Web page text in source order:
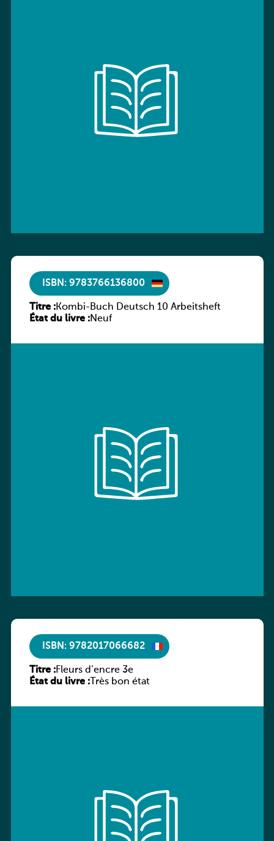
ISBN: 9783766136800
Titre :Kombi-Buch Deutsch 10 Arbeitsheft
État du livre :Neuf
ISBN: 9782017066682
Titre :Fleurs d’encre 3e
État du livre :Très bon état